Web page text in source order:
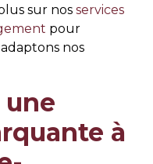
sur nos services
pour
nos
une
à